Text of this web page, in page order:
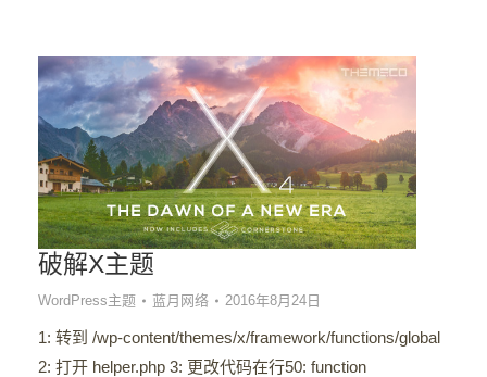
破解X主题
WordPress主题 蓝月网络 2016年8月24日
1: 转到 /wp-content/themes/x/framework/functions/global
2: 打开 helper.php 3: 更改代码在行50: function